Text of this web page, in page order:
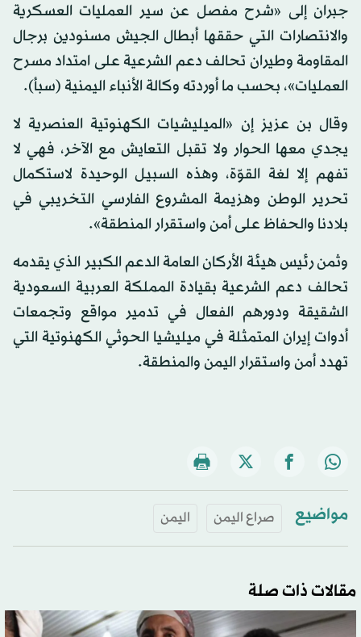
جبران إلى «شرح مفصل عن سير العمليات العسكرية
والانتصارات التي حققها أبطال الجيش مسنودين برجال
المقاومة وطيران تحالف دعم الشرعية على امتداد مسرح
العمليات»، بحسب ما أوردته وكالة الأنباء اليمنية (سبأ).
وقال بن عزيز إن «الميليشيات الكهنوتية العنصرية لا
يجدي معها الحوار ولا تقبل التعايش مع الآخر، فهي لا
تفهم إلا لغة القوّة، وهذه السبيل الوحيدة لاستكمال
تحرير الوطن وهزيمة المشروع الفارسي التخريبي في
بلادنا والحفاظ على أمن واستقرار المنطقة».
وثمن رئيس هيئة الأركان العامة الدعم الكبير الذي يقدمه
تحالف دعم الشرعية بقيادة المملكة العربية السعودية
الشقيقة ودورهم الفعال في تدمير مواقع وتجمعات
أدوات إيران المتمثلة في ميليشيا الحوثي الكهنوتية التي
تهدد أمن واستقرار اليمن والمنطقة.
مواضيع صراع اليمن اليمن
مقالات ذات صلة